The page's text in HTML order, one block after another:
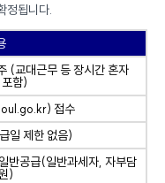
정됩니다.
(교대근무 등 장시간 혼자
시 포함)
) 접수
일 제한 없음)
반공급(일반과세자, 자부담
원)